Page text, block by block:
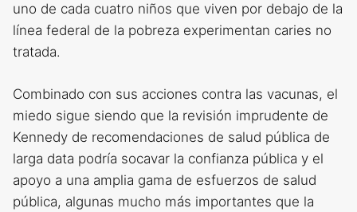
uno de cada cuatro niños que viven por debajo de la
línea federal de la pobreza experimentan caries no
tratada.
Combinado con sus acciones contra las vacunas, el
miedo sigue siendo que la revisión imprudente de
Kennedy de recomendaciones de salud pública de
larga data podría socavar la confianza pública y el
apoyo a una amplia gama de esfuerzos de salud
pública, algunas mucho más importantes que la